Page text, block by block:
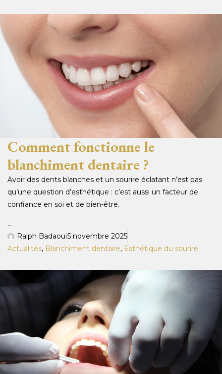
Comment fonctionne le
blanchiment dentaire ?
Avoir des dents blanches et un sourire éclatant n’est pas
qu’une question d’esthétique : c’est aussi un facteur de
confiance en soi et de bien-être.
...
Ralph Badaoui5 novembre 2025
Actualités, Blanchiment dentaire, Esthétique du sourire